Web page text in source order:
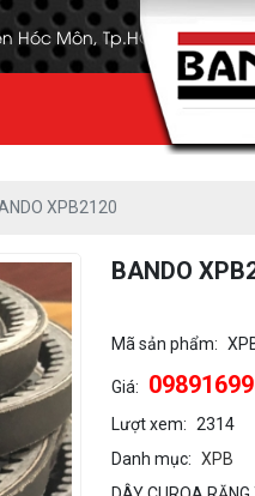
Hóc Môn, Tp.HCM
XPB2120
BANDO
Mã sản phẩm:
Giá:
Lượt xem: 2314
Danh mục: XPB